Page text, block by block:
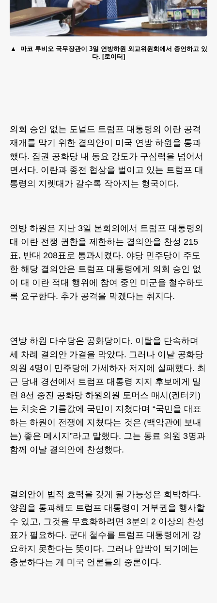
마코 루비오 국무장관이 3일 연방하원 외교위원회에서 증언하고 있
다. [로이터]
의회 승인 없는 도널드 트럼프 대통령의 이란 공격
재개를 막기 위한 결의안이 미국 연방 하원을 통과
했다. 집권 공화당 내 동요 강도가 구심력을 넘어서
면서다. 이란과 종전 협상을 벌이고 있는 트럼프 대
통령의 지렛대가 갈수록 작아지는 형국이다.
연방 하원은 지난 3일 본회의에서 트럼프 대통령의
대 이란 전쟁 권한을 제한하는 결의안을 찬성 215
표, 반대 208표로 통과시켰다. 야당 민주당이 주도
한 해당 결의안은 트럼프 대통령에게 의회 승인 없
이 대 이란 적대 행위에 참여 중인 미군을 철수하도
록 요구한다. 추가 공격을 막겠다는 취지다.
연방 하원 다수당은 공화당이다. 이탈을 단속하며
세 차례 결의안 가결을 막았다. 그러나 이날 공화당
의원 4명이 민주당에 가세하자 저지에 실패했다. 최
근 당내 경선에서 트럼프 대통령 지지 후보에게 밀
린 8선 중진 공화당 하원의원 토머스 매시(켄터키)
는 치솟은 기름값에 국민이 지쳤다며 “국민을 대표
하는 하원이 전쟁에 지쳤다는 것은 (백악관에 보내
는) 좋은 메시지”라고 말했다. 그는 동료 의원 3명과
함께 이날 결의안에 찬성했다.
결의안이 법적 효력을 갖게 될 가능성은 희박하다.
양원을 통과해도 트럼프 대통령이 거부권을 행사할
수 있고, 그것을 무효화하려면 3분의 2 이상의 찬성
표가 필요하다. 군대 철수를 트럼프 대통령에게 강
요하지 못한다는 뜻이다. 그러나 압박이 되기에는
충분하다는 게 미국 언론들의 중론이다.